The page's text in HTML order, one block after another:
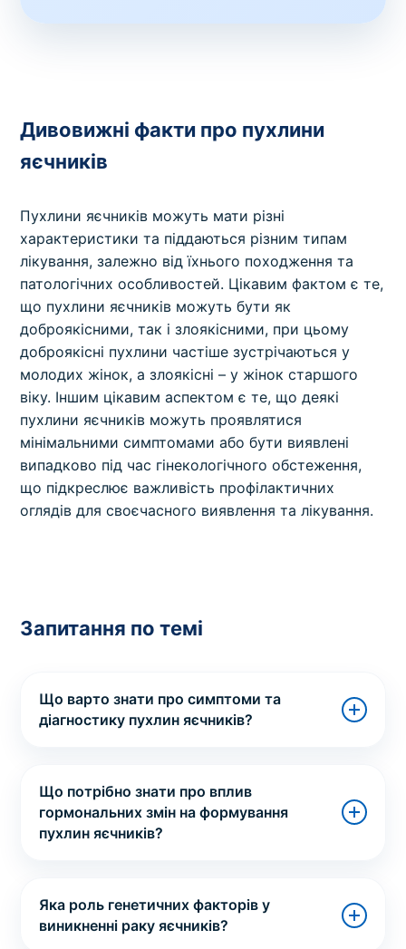
Дивовижні факти про пухлини
яєчників
Пухлини яєчників можуть мати різні
характеристики та піддаються різним типам
лікування, залежно від їхнього походження та
патологічних особливостей. Цікавим фактом є те,
що пухлини яєчників можуть бути як
доброякісними, так і злоякісними, при цьому
доброякісні пухлини частіше зустрічаються у
молодих жінок, а злоякісні – у жінок старшого
віку. Іншим цікавим аспектом є те, що деякі
пухлини яєчників можуть проявлятися
мінімальними симптомами або бути виявлені
випадково під час гінекологічного обстеження,
що підкреслює важливість профілактичних
оглядів для своєчасного виявлення та лікування.
Запитання по темі
Що варто знати про симптоми та
діагностику пухлин яєчників?
Що потрібно знати про вплив
гормональних змін на формування
пухлин яєчників?
Яка роль генетичних факторів у
виникненні раку яєчників?